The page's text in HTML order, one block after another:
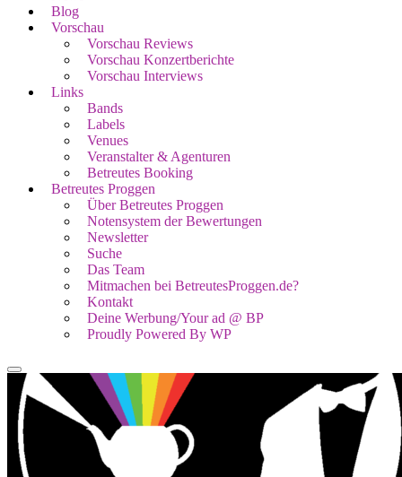
Blog
Vorschau
Vorschau Reviews
Vorschau Konzertberichte
Vorschau Interviews
Links
Bands
Labels
Venues
Veranstalter & Agenturen
Betreutes Booking
Betreutes Proggen
Über Betreutes Proggen
Notensystem der Bewertungen
Newsletter
Suche
Das Team
Mitmachen bei BetreutesProggen.de?
Kontakt
Deine Werbung/Your ad @ BP
Proudly Powered By WP